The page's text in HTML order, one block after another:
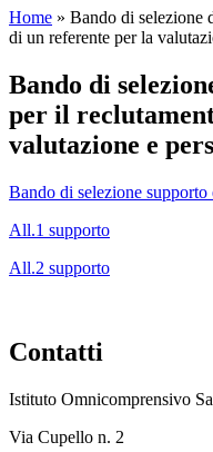
Home » Bando di selezione
di un referente per la
Bando di
per il
valutazione e
Bando di selezione supporto
All.1 supporto
All.2 supporto
Contatti
Istituto Omnicomprensivo
Via Cupello n. 2